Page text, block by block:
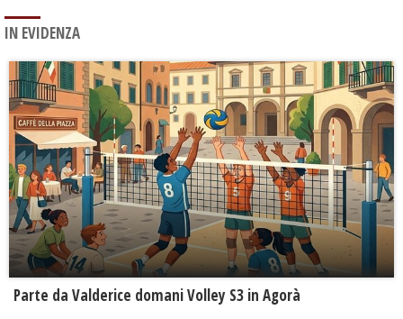
IN EVIDENZA
Parte da Valderice domani Volley S3 in Agorà